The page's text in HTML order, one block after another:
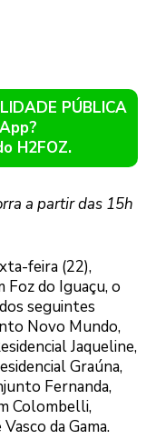
PÚBLICA
H2FOZ.
a partir das 15h
feira (22),
do Iguaçu, o
seguintes
Novo Mundo,
Jaqueline,
Graúna,
Fernanda,
Colombelli,
da Gama.